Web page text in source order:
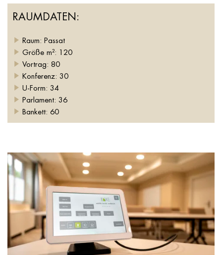
RAUMDATEN:
Raum: Passat
Größe m²: 120
Vortrag: 80
Konferenz: 30
U-Form: 34
Parlament: 36
Bankett: 60